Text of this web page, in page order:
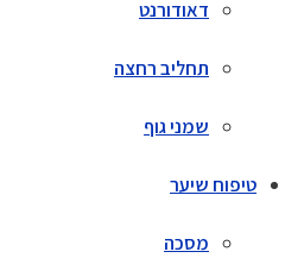
דאודורנט
תחליב רחצה
שמני גוף
טיפוח שיער
מסכה